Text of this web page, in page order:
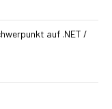
auf .NET /